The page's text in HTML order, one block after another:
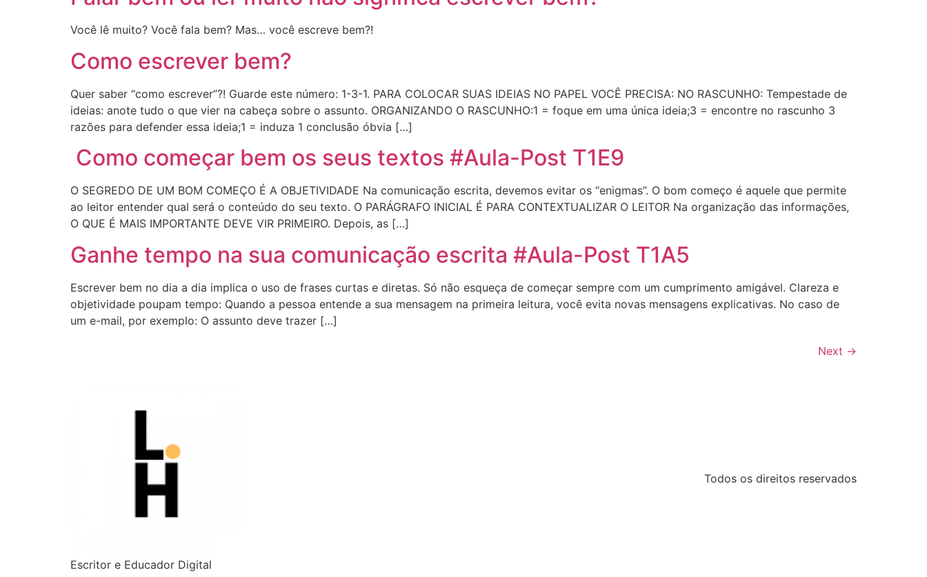
Você lê muito? Você fala bem? Mas… você escreve bem?!
Como escrever bem?
Quer saber “como escrever”?! Guarde este número: 1-3-1. PARA COLOCAR SUAS IDEIAS NO PAPEL VOCÊ PRECISA: NO RASCUNHO: Tempestade de
ideias: anote tudo o que vier na cabeça sobre o assunto. ORGANIZANDO O RASCUNHO:1 = foque em uma única ideia;3 = encontre no rascunho 3
razões para defender essa ideia;1 = induza 1 conclusão óbvia […]
Como começar bem os seus textos #Aula-Post T1E9
O SEGREDO DE UM BOM COMEÇO É A OBJETIVIDADE Na comunicação escrita, devemos evitar os “enigmas”. O bom começo é aquele que permite
ao leitor entender qual será o conteúdo do seu texto. O PARÁGRAFO INICIAL É PARA CONTEXTUALIZAR O LEITOR Na organização das informações,
O QUE É MAIS IMPORTANTE DEVE VIR PRIMEIRO. Depois, as […]
Ganhe tempo na sua comunicação escrita #Aula-Post T1A5
Escrever bem no dia a dia implica o uso de frases curtas e diretas. Só não esqueça de começar sempre com um cumprimento amigável. Clareza e
objetividade poupam tempo: Quando a pessoa entende a sua mensagem na primeira leitura, você evita novas mensagens explicativas. No caso de
um e-mail, por exemplo: O assunto deve trazer […]
Next →
Escritor e Educador Digital
Todos os direitos reservados